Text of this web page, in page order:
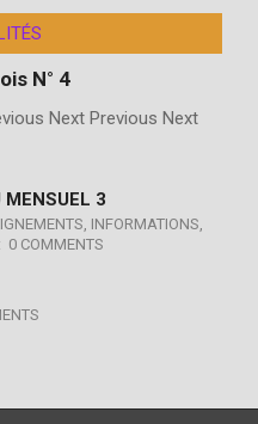
N° 4
Next Previous Next
MENSUEL 3
, INFORMATIONS,
0 COMMENTS